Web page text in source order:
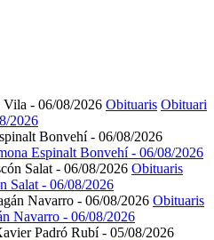
Obituaris Obituari
2026
Espinalt Bonvehí - 06/08/2026
Obituaris
Salat - 06/08/2026
Obituaris
Navarro - 06/08/2026